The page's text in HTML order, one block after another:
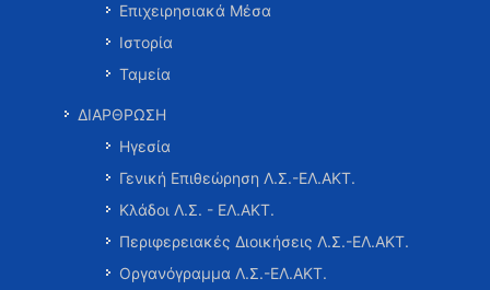
Επιχειρησιακά Μέσα
Ιστορία
Ταμεία
ΔΙΑΡΘΡΩΣΗ
Ηγεσία
Γενική Επιθεώρηση Λ.Σ.-ΕΛ.ΑΚΤ.
Κλάδοι Λ.Σ. - ΕΛ.ΑΚΤ.
Περιφερειακές Διοικήσεις Λ.Σ.-ΕΛ.ΑΚΤ.
Οργανόγραμμα Λ.Σ.-ΕΛ.ΑΚΤ.